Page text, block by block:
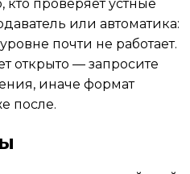
проверяет устные
или автоматика:
почти не работает.
открыто — запросите
иначе формат
после.